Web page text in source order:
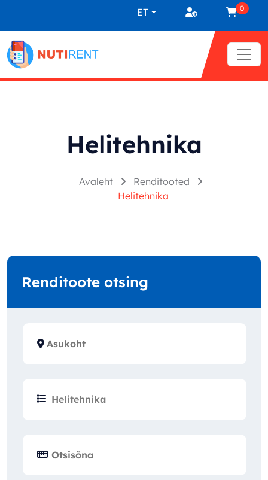
ET 0
Helitehnika
Avaleht
Renditooted
Helitehnika
Renditoote otsing